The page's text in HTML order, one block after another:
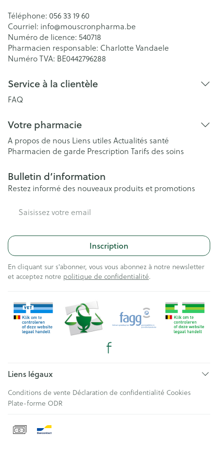
Téléphone: 056 33 19 60
Courriel: info@mouscronpharma.be
Numéro de licence: 540718
Pharmacien responsable: Charlotte Vandaele
Numéro TVA: BE0442796288
Service à la clientèle
FAQ
Votre pharmacie
A propos de nous Liens utiles Actualités santé
Pharmacien de garde Prescription Tarifs des soins
Bulletin d’information
Restez informé des nouveaux produits et promotions
Inscription
En cliquant sur s'abonner, vous vous abonnez à notre newsletter
et acceptez notre politique de confidentialité.
Liens légaux
Conditions de vente Déclaration de confidentialité Cookies
Plate-forme ODR